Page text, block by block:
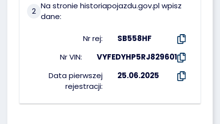
2
Na stronie historiapojazdu.gov.pl wpisz
dane:
Nr rej:
SB558HF
Nr VIN:
VYFEDYHP5RJ829601
Data pierwszej
rejestracji:
25.06.2025